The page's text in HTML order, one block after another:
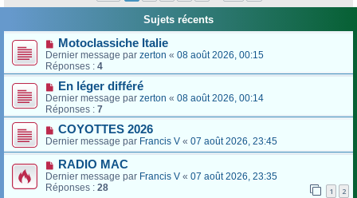
Sujets récents
Motoclassiche Italie
Dernier message par zerton « 08 août 2026, 00:15
Réponses : 4
En léger différé
Dernier message par zerton « 08 août 2026, 00:14
Réponses : 7
COYOTTES 2026
Dernier message par Francis V « 07 août 2026, 23:45
RADIO MAC
Dernier message par Francis V « 07 août 2026, 23:35
Réponses : 28 1 2